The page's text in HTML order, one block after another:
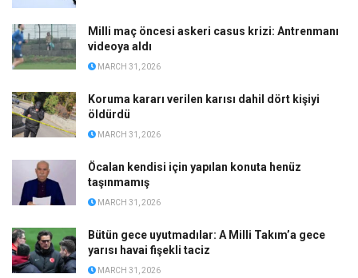
Milli maç öncesi askeri casus krizi: Antrenmanı
videoya aldı
MARCH 31, 2026
Koruma kararı verilen karısı dahil dört kişiyi
öldürdü
MARCH 31, 2026
Öcalan kendisi için yapılan konuta henüz
taşınmamış
MARCH 31, 2026
Bütün gece uyutmadılar: A Milli Takım’a gece
yarısı havai fişekli taciz
MARCH 31, 2026